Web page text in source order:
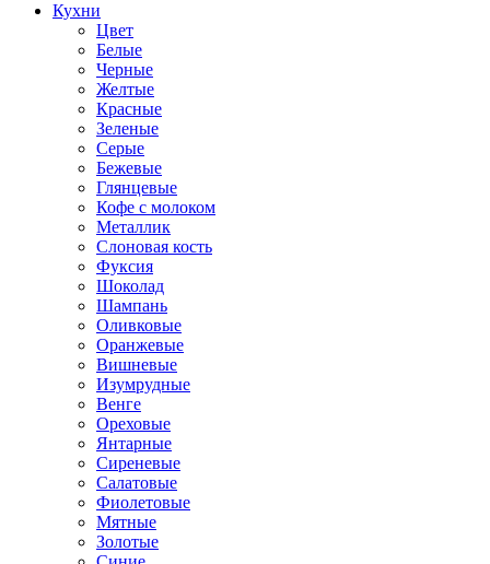
Кухни
Цвет
Белые
Черные
Желтые
Красные
Зеленые
Серые
Бежевые
Глянцевые
Кофе с молоком
Металлик
Слоновая кость
Фуксия
Шоколад
Шампань
Оливковые
Оранжевые
Вишневые
Изумрудные
Венге
Ореховые
Янтарные
Сиреневые
Салатовые
Фиолетовые
Мятные
Золотые